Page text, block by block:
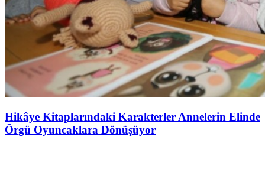
Hikâye Kitaplarındaki Karakterler Annelerin Elinde
Örgü Oyuncaklara Dönüşüyor